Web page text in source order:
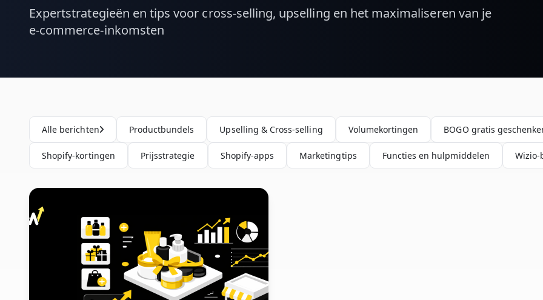
Expertstrategieën en tips voor cross-selling, upselling en het maximaliseren van je
e-commerce-inkomsten
Alle berichten Productbundels Upselling & Cross-selling Volumekortingen BOGO gratis
Shopify-kortingen Prijsstrategie Shopify-apps Marketingtips Functies en hulpmiddelen